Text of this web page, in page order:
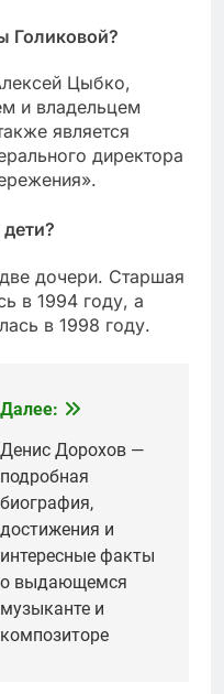
Голиковой?
Цыбко,
и владельцем
является
директора
дочери. Старшая
в 1994 году, а
в 1998 году.
Далее:
Денис Дорохов —
подробная
биография,
достижения и
интересные факты
о выдающемся
музыканте и
композиторе